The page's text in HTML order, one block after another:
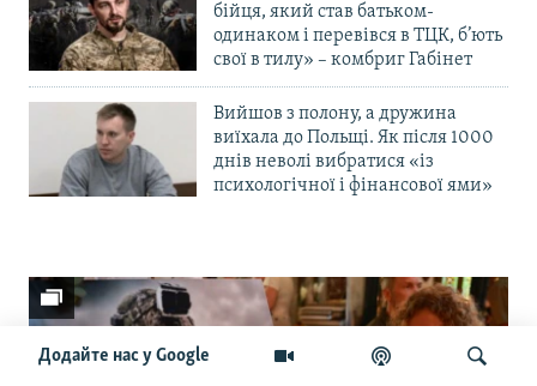
Додайте нас у Google
бійця, який став батьком-
одинаком і перевівся в ТЦК, б’ють
свої в тилу» – комбриг Габінет
Вийшов з полону, а дружина
виїхала до Польщі. Як після 1000
днів неволі вибратися «із
психологічної і фінансової ями»